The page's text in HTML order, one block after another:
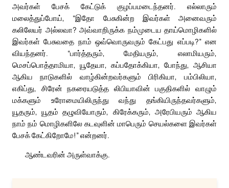
அவர்கள் பேசக் கேட்டுக் குழப்பமடைந்தனர். எல்லாரும்
மலைத்துப்போய், “இதோ பேசுகின்ற இவர்கள் அனைவரும்
கலிலேயர் அல்லவா? அவ்வாறிருக்க நம்முடைய தாய்மொழிகளில்
இவர்கள் பேசுவதை நாம் ஒவ்வொருவரும் கேட்பது எப்படி?” என
வியந்தனர். “பார்த்தரும், மேதியரும், எலாமியரும்,
மெசப்பொத்தாமியா, யூதேயா, கப்பதோக்கியா, போந்து, ஆசியா
ஆகிய நாடுகளில் வாழ்கின்றவர்களும் பிரிகியா, பம்பிலியா,
எகிப்து, சிரேன் நகரையடுத்த லிபியாவின் பகுதிகளில் வாழும்
மக்களும் உரோமையிலிருந்து வந்து தங்கியிருந்தவர்களும்,
யூதரும், யூதம் தழுவியோரும், கிரேக்கரும், அரேபியரும் ஆகிய
நாம் நம் மொழிகளிலே கடவுளின் மாபெரும் செயல்களை இவர்கள்
பேசக் கேட்கிறோமே!” என்றனர்.
ஆண்டவரின் அருள்வாக்கு.